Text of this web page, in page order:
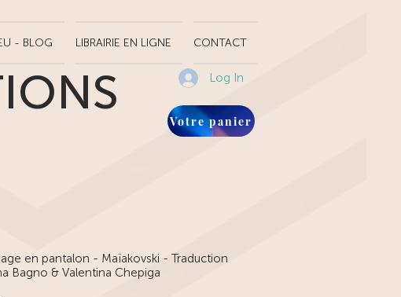
- BLOG LIBRAIRIE EN LIGNE CONTACT
Log In
Votre panier
en pantalon - Maïakovski - Traduction
Bagno & Valentina Chepiga